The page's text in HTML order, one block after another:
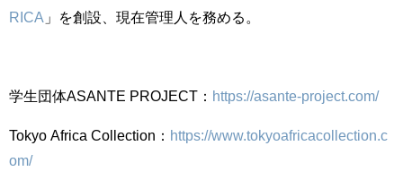
RICA 」を創設、現在管理人を務める。
学生団体ASANTE PROJECT ： https://asante-project.com/
Tokyo Africa Collection ： https://www.tokyoafricacollection.c
om/